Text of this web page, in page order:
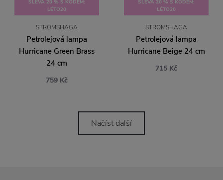
SLEVA 20 % S KÓDEM:
LÉTO20
STRÖMSHAGA
Petrolejová lampa
Hurricane Green Brass
24 cm
759 Kč
SLEVA 20 % S KÓDEM:
LÉTO20
STRÖMSHAGA
Petrolejová lampa
Hurricane Beige 24 cm
715 Kč
Načíst další